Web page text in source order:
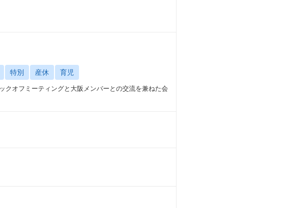
特別 産休 育児
オフミーティングと大阪メンバーとの交流を兼ねた会